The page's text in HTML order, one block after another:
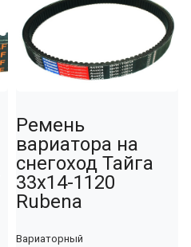
Ремень
вариатора на
снегоход Тайга
33х14-1120
Rubena
Вариаторный